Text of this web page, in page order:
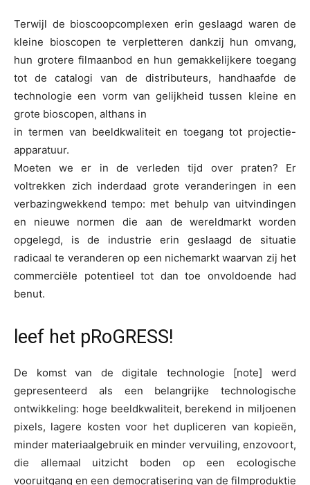
Terwijl de bioscoopcomplexen erin geslaagd waren de
kleine bioscopen te verpletteren dankzij hun omvang,
hun grotere filmaanbod en hun gemakkelijkere toegang
tot de catalogi van de distributeurs, handhaafde de
technologie een vorm van gelijkheid tussen kleine en
grote bioscopen, althans in
in termen van beeldkwaliteit en toegang tot projectie-
apparatuur.
Moeten we er in de verleden tijd over praten? Er
voltrekken zich inderdaad grote veranderingen in een
verbazingwekkend tempo: met behulp van uitvindingen
en nieuwe normen die aan de wereldmarkt worden
opgelegd, is de industrie erin geslaagd de situatie
radicaal te veranderen op een nichemarkt waarvan zij het
commerciële potentieel tot dan toe onvoldoende had
benut.
leef het pRoGRESS!
De komst van de digitale technologie [note] werd
gepresenteerd als een belangrijke technologische
ontwikkeling: hoge beeldkwaliteit, berekend in miljoenen
pixels, lagere kosten voor het dupliceren van kopieën,
minder materiaalgebruik en minder vervuiling, enzovoort,
die allemaal uitzicht boden op een ecologische
vooruitgang en een democratisering van de filmproduktie